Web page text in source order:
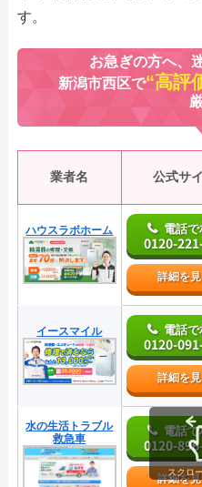
す。
お急ぎの方へ、
新潟市西区で“高評
業者名 公式サ
ハウスラボホーム 電話
0120-
詳細を
イースマイル 電話
0120-
詳細を
水の生活トラブル
救急車
電話
0120-
詳細を
スクロ